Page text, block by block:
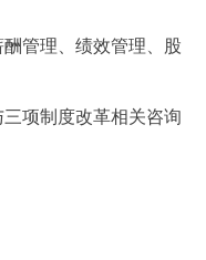
管理、绩效管理、股
项制度改革相关咨询